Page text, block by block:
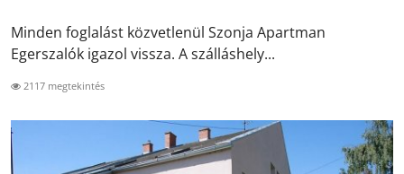
Minden foglalást közvetlenül Szonja Apartman
Egerszalók igazol vissza. A szálláshely...
2117 megtekintés